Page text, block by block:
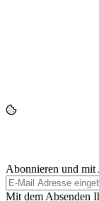
Abonnieren und
Mit dem Absenden